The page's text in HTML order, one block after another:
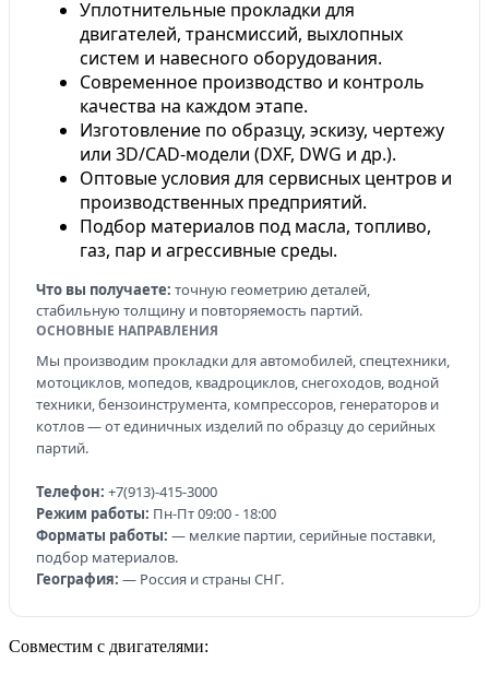
Уплотнительные прокладки для
двигателей, трансмиссий, выхлопных
систем и навесного оборудования.
Современное производство и контроль
качества на каждом этапе.
Изготовление по образцу, эскизу, чертежу
или 3D/CAD-модели (DXF, DWG и др.).
Оптовые условия для сервисных центров и
производственных предприятий.
Подбор материалов под масла, топливо,
газ, пар и агрессивные среды.
Что вы получаете: точную геометрию деталей,
стабильную толщину и повторяемость партий.
ОСНОВНЫЕ НАПРАВЛЕНИЯ
Мы производим прокладки для автомобилей, спецтехники,
мотоциклов, мопедов, квадроциклов, снегоходов, водной
техники, бензоинструмента, компрессоров, генераторов и
котлов — от единичных изделий по образцу до серийных
партий.
Телефон: +7(913)-415-3000
Режим работы: Пн-Пт 09:00 - 18:00
Форматы работы: — мелкие партии, серийные поставки,
подбор материалов.
География: — Россия и страны СНГ.
Совместим с двигателями: